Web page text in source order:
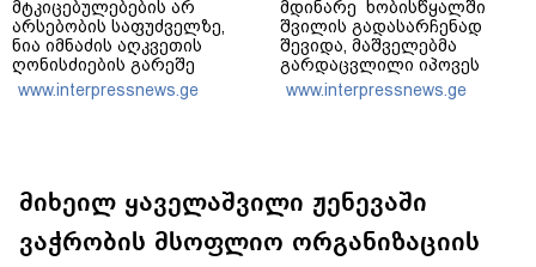
მტკიცებულებების არ
არსებობის საფუძველზე,
ნია იმნაძის აღკვეთის
ღონისძიების გარეშე
დატოვებას მოვითხოვთ
www.interpressnews.ge
მდინარე ხობისწყალში
შვილის გადასარჩენად
შევიდა, მაშველებმა
გარდაცვლილი იპოვეს
www.interpressnews.ge
მიხეილ ყაველაშვილი ჟენევაში
ვაჭრობის მსოფლიო ორგანიზაციის